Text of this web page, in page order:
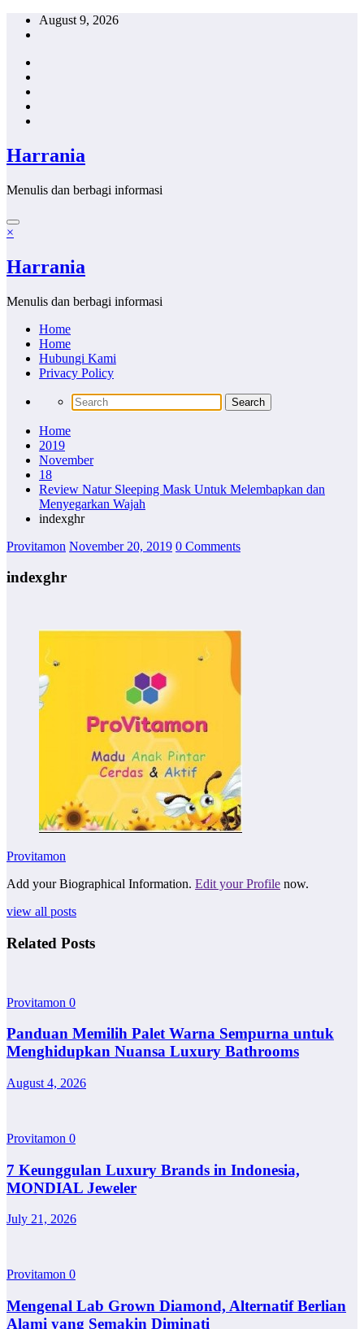
Skip
August 9, 2026
Harrania
Menulis dan berbagi informasi
×
Harrania
Menulis dan berbagi informasi
Home
Home
Hubungi Kami
Privacy Policy
Home
2019
November
18
Review Natur Sleeping Mask Untuk Melembapkan dan
Menyegarkan Wajah
indexghr
Provitamon November 20, 2019 0 Comments
indexghr
Provitamon
Add your Biographical Information. Edit your Profile now.
view all posts
Related Posts
Provitamon 0
Panduan Memilih Palet Warna Sempurna untuk
Menghidupkan Nuansa Luxury Bathrooms
August 4, 2026
Provitamon 0
7 Keunggulan Luxury Brands in Indonesia,
MONDIAL Jeweler
July 21, 2026
Provitamon 0
Mengenal Lab Grown Diamond, Alternatif Berlian
Alami yang Semakin Diminati